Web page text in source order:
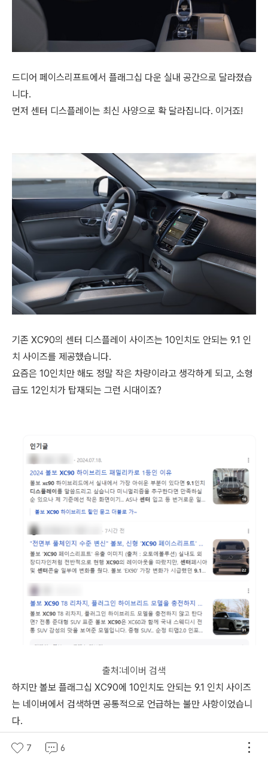
드디어 페이스리프트에서 플래그십 다운 실내 공간으로 달라졌습
니다.
먼저 센터 디스플레이는 최신 사양으로 확 달라집니다. 이거죠!
기존 XC90의 센터 디스플레이 사이즈는 10인치도 안되는 9.1 인
치 사이즈를 제공했습니다.
요즘은 10인치만 해도 정말 작은 차량이라고 생각하게 되고, 소형
급도 12인치가 탑재되는 그런 시대이죠?
출처:네이버 검색
하지만 볼보 플래그십 XC90에 10인치도 안되는 9.1 인치 사이즈
는 네이버에서 검색하면 공통적으로 언급하는 불만 사항이었습니
다.
7 6